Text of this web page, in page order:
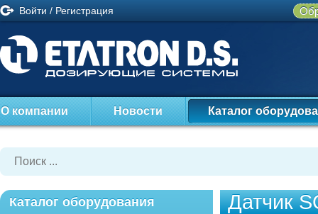
Войти / Регистрация
О компании Новости Каталог
Датчик
Каталог оборудования